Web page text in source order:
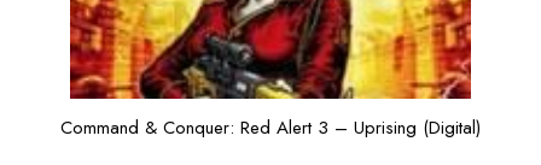
Command & Conquer: Red Alert 3 – Uprising (Digital)